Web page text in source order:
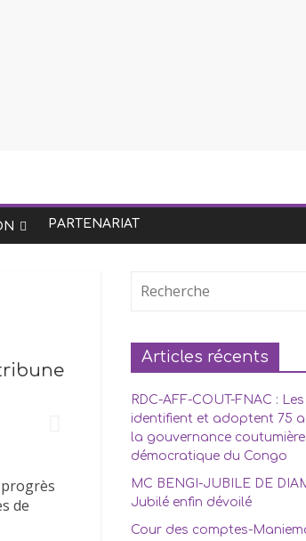
PARTENARIAT
de
Articles récents
RDC-AFF-COUT-FNAC :
identifient et adoptent 75
la gouvernance
démocratique du Congo
MC BENGI-JUBILE DE
Jubilé enfin dévoilé
Cour des comptes-